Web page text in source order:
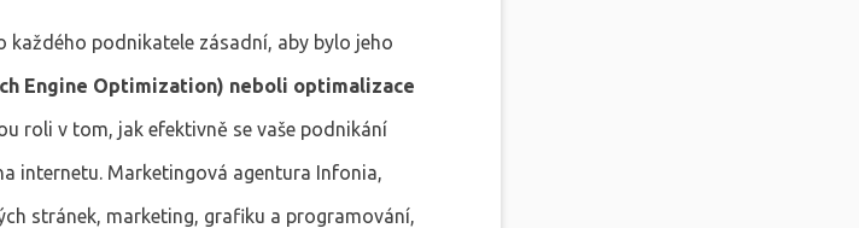
každého podnikatele zásadní, aby bylo jeho
Engine Optimization) neboli optimalizace
roli v tom, jak efektivně se vaše podnikání
internetu. Marketingová agentura Infonia,
stránek, marketing, grafiku a programování,